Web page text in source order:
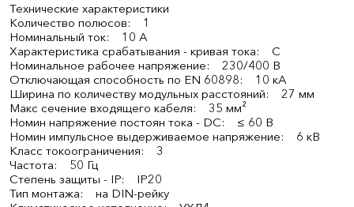
Технические характеристики
Количество полюсов: 1
Номинальный ток: 10 А
Характеристика срабатывания - кривая тока: C
Номинальное рабочее напряжение: 230/400 В
Отключающая способность по EN 60898: 10 кА
Ширина по количеству модульных расстояний: 27 мм
Макс сечение входящего кабеля: 35 мм²
Номин напряжение постоян тока - DC: ≤ 60 В
Номин импульсное выдерживаемое напряжение: 6 кВ
Класс токоограничения: 3
Частота: 50 Гц
Степень защиты - IP: IP20
Тип монтажа: на DIN-рейку